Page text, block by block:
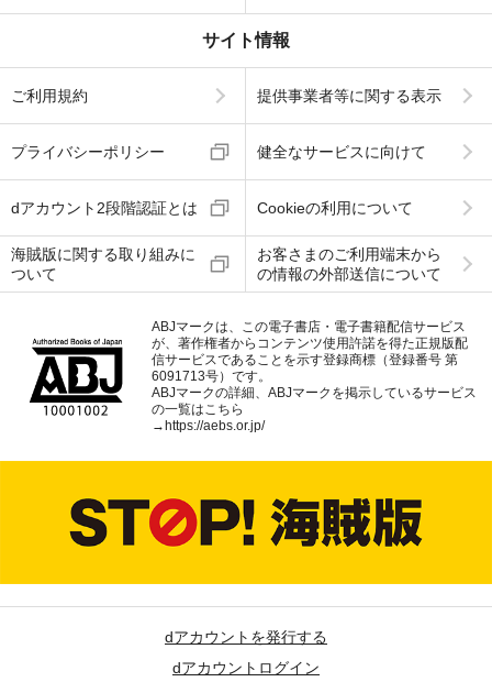
サイト情報
ご利用規約 提供事業者等に関する表示
プライバシーポリシー 健全なサービスに向けて
dアカウント2段階認証とは Cookieの利用について
海賊版に関する取り組みに
ついて
お客さまのご利用端末から
の情報の外部送信について
ABJマークは、この電子書店・電子書籍配信サービス
が、著作権者からコンテンツ使用許諾を得た正規版配
信サービスであることを示す登録商標（登録番号 第
6091713号）です。
ABJマークの詳細、ABJマークを掲示しているサービス
の一覧はこちら
→ https://aebs.or.jp/
dアカウントを発行する
dアカウントログイン